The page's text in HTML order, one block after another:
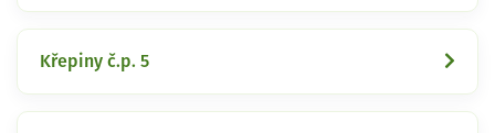
Křepiny č.p. 5